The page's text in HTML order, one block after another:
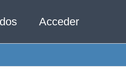
Acceder